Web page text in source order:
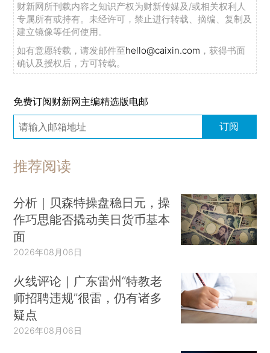
财新网所刊载内容之知识产权为财新传媒及/或相关权利人
专属所有或持有。未经许可，禁止进行转载、摘编、复制及
建立镜像等任何使用。
如有意愿转载，请发邮件至hello@caixin.com ，获得书面
确认及授权后，方可转载。
免费订阅财新网主编精选版电邮
订阅
推荐阅读
分析｜贝森特操盘稳日元，操
作巧思能否撬动美日货币基本
面
2026年08月06日
火线评论｜广东雷州“特教老
师招聘违规”很雷，仍有诸多
疑点
2026年08月06日